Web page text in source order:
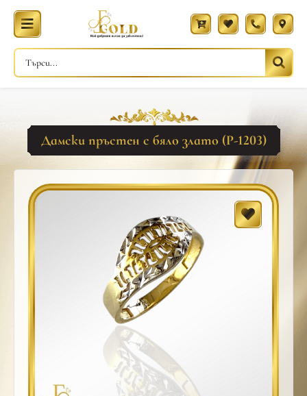
Дамски пръстен с бяло злато (Р-1203)